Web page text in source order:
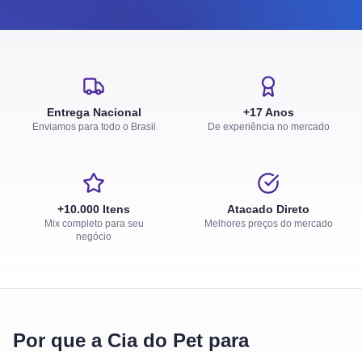
Entrega Nacional
Enviamos para todo o Brasil
+17 Anos
De experiência no mercado
+10.000 Itens
Mix completo para seu
negócio
Atacado Direto
Melhores preços do mercado
Por que a Cia do Pet para